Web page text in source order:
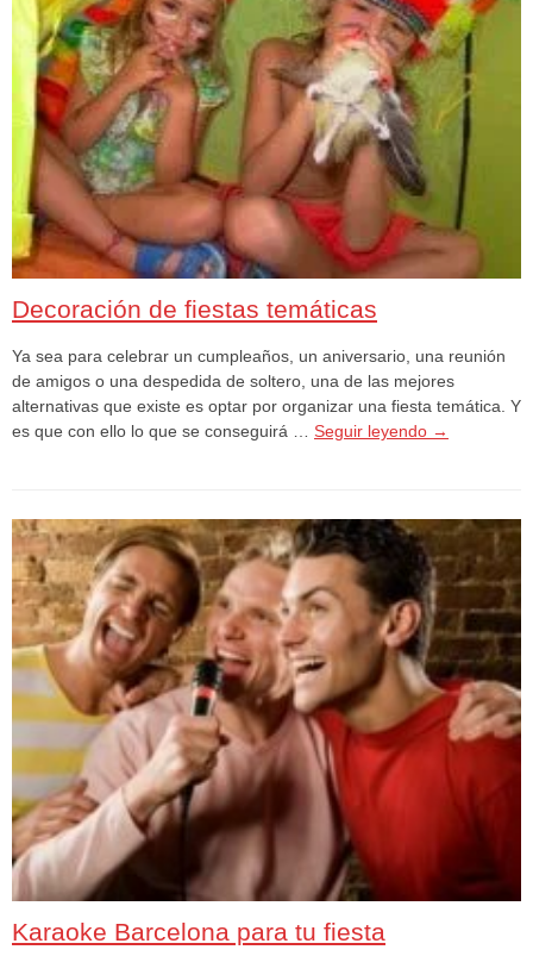
Decoración de fiestas temáticas
Ya sea para celebrar un cumpleaños, un aniversario, una reunión
de amigos o una despedida de soltero, una de las mejores
alternativas que existe es optar por organizar una fiesta temática. Y
es que con ello lo que se conseguirá … Seguir leyendo →
Karaoke Barcelona para tu fiesta